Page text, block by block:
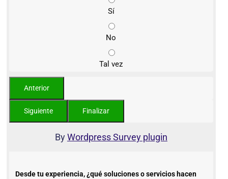
Sí
No
Tal vez
ByWordpress Survey plugin
Desde tu experiencia, ¿qué soluciones o servicios hacen